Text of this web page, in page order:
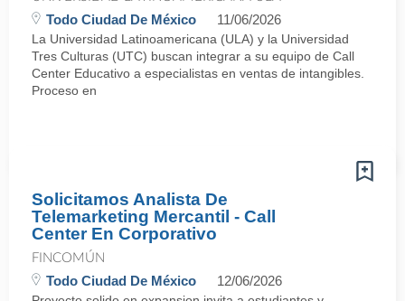
Todo Ciudad De México 11/06/2026
La Universidad Latinoamericana (ULA) y la Universidad
Tres Culturas (UTC) buscan integrar a su equipo de Call
Center Educativo a especialistas en ventas de intangibles.
Proceso en
Solicitamos Analista De
Telemarketing Mercantil - Call
Center En Corporativo
FINCOMÚN
Todo Ciudad De México 12/06/2026